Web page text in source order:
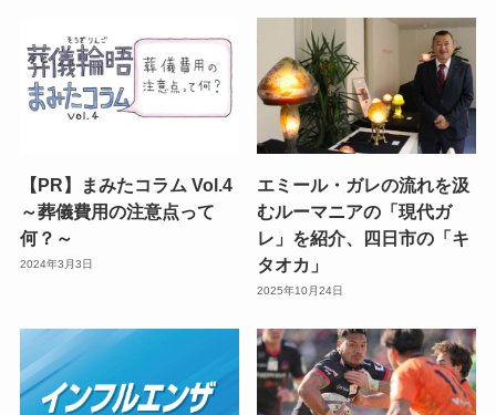
【PR】まみたコラム Vol.4
～葬儀費用の注意点って
何？～
2024年3月3日
エミール・ガレの流れを汲
むルーマニアの「現代ガ
レ」を紹介、四日市の「キ
タオカ」
2025年10月24日